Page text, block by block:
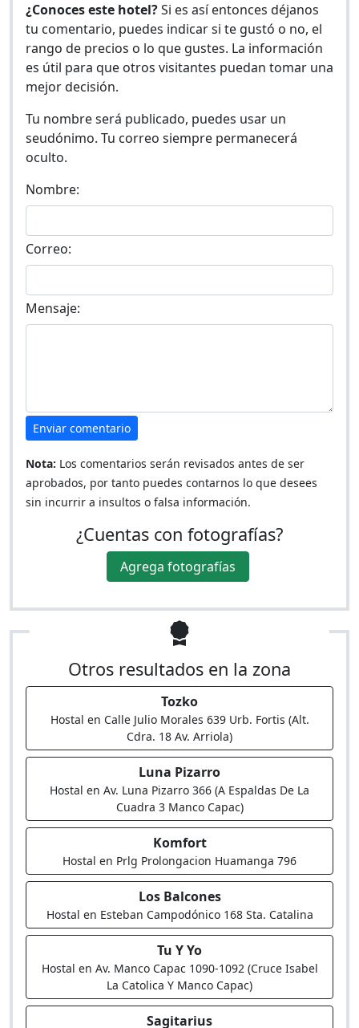
¿Conoces este hotel?Si es así entonces déjanos
tu comentario, puedes indicar si te gustó o no, el
rango de precios o lo que gustes. La información
es útil para que otros visitantes puedan tomar una
mejor decisión.
Tu nombre será publicado, puedes usar un
seudónimo. Tu correo siempre permanecerá
oculto.
Nombre:
Correo:
Mensaje:
Enviar comentario
Nota: Los comentarios serán revisados antes de ser
aprobados, por tanto puedes contarnos lo que desees
sin incurrir a insultos o falsa información.
¿Cuentas con fotografías?
Agrega fotografías
Otros resultados en la zona
Tozko
Hostal en Calle Julio Morales 639 Urb. Fortis (Alt.
Cdra. 18 Av. Arriola)
Luna Pizarro
Hostal en Av. Luna Pizarro 366 (A Espaldas De La
Cuadra 3 Manco Capac)
Komfort
Hostal en Prlg Prolongacion Huamanga 796
Los Balcones
Hostal en Esteban Campodónico 168 Sta. Catalina
Tu Y Yo
Hostal en Av. Manco Capac 1090-1092 (Cruce Isabel
La Catolica Y Manco Capac)
Sagitarius